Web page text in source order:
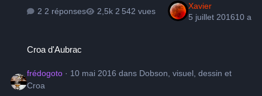
2 réponses 2 542 vues
Xavier
5 juillet 201610 a
Croa d'Aubrac
frédogoto · 10 mai 2016 dans Dobson, visuel, dessin et
Croa